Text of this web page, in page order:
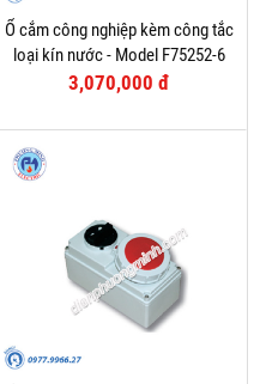
Ổ cắm công nghiệp kèm công tắc
loại kín nước - Model F75252-6
3,070,000 đ